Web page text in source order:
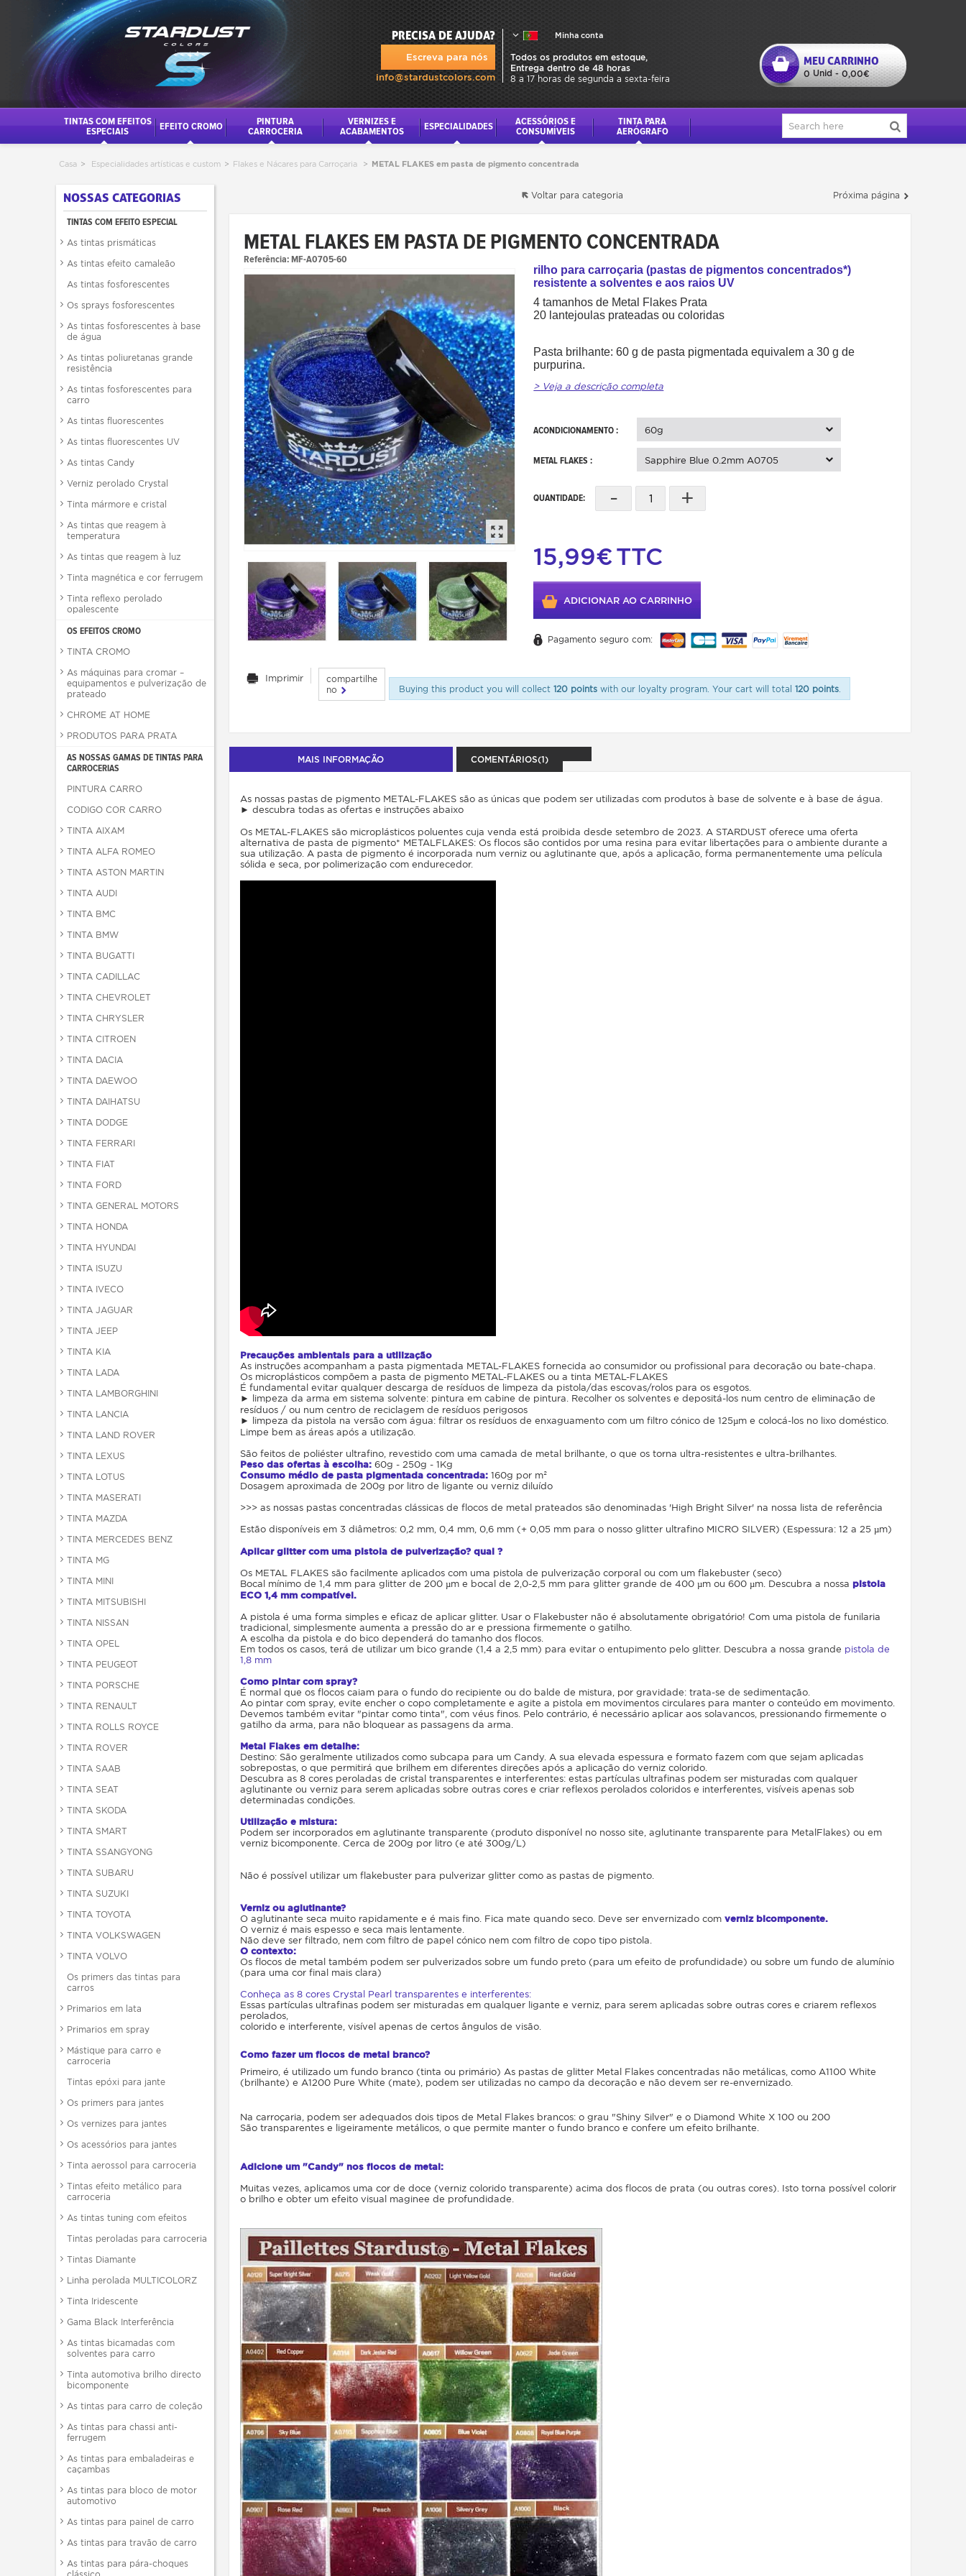
MEU CARRINHO
0 Unid - 0,00€
PRECISA DE AJUDA?
Escreva para nós
info@stardustcolors.com
Minha conta
Todos os produtos em estoque,
Entrega dentro de 48 horas
8 a 17 horas de segunda a sexta-feira
TINTAS COM EFEITOS
ESPECIAIS
EFEITO CROMO
PINTURA
CARROCERIA
VERNIZES E
ACABAMENTOS
ESPECIALIDADES
ACESSÓRIOS E
CONSUMÍVEIS
TINTA PARA
AERÓGRAFO
Casa > Especialidades artísticas e custom > Flakes e Nácares para Carroçaria > METAL FLAKES em pasta de pigmento concentrada
NOSSAS CATEGORIAS
TINTAS COM EFEITO ESPECIAL
As tintas prismáticas
As tintas efeito camaleão
As tintas fosforescentes
Os sprays fosforescentes
As tintas fosforescentes à base
de água
As tintas poliuretanas grande
resistência
As tintas fosforescentes para
carro
As tintas fluorescentes
As tintas fluorescentes UV
As tintas Candy
Verniz perolado Crystal
Tinta mármore e cristal
As tintas que reagem à
temperatura
As tintas que reagem à luz
Tinta magnética e cor ferrugem
Tinta reflexo perolado
opalescente
OS EFEITOS CROMO
TINTA CROMO
As máquinas para cromar –
equipamentos e pulverização de
prateado
CHROME AT HOME
PRODUTOS PARA PRATA
AS NOSSAS GAMAS DE TINTAS PARA
CARROCERIAS
PINTURA CARRO
CODIGO COR CARRO
TINTA AIXAM
TINTA ALFA ROMEO
TINTA ASTON MARTIN
TINTA AUDI
TINTA BMC
TINTA BMW
TINTA BUGATTI
TINTA CADILLAC
TINTA CHEVROLET
TINTA CHRYSLER
TINTA CITROEN
TINTA DACIA
TINTA DAEWOO
TINTA DAIHATSU
TINTA DODGE
TINTA FERRARI
TINTA FIAT
TINTA FORD
TINTA GENERAL MOTORS
TINTA HONDA
TINTA HYUNDAI
TINTA ISUZU
TINTA IVECO
TINTA JAGUAR
TINTA JEEP
TINTA KIA
TINTA LADA
TINTA LAMBORGHINI
TINTA LANCIA
TINTA LAND ROVER
TINTA LEXUS
TINTA LOTUS
TINTA MASERATI
TINTA MAZDA
TINTA MERCEDES BENZ
TINTA MG
TINTA MINI
TINTA MITSUBISHI
TINTA NISSAN
TINTA OPEL
TINTA PEUGEOT
TINTA PORSCHE
TINTA RENAULT
TINTA ROLLS ROYCE
TINTA ROVER
TINTA SAAB
TINTA SEAT
TINTA SKODA
TINTA SMART
TINTA SSANGYONG
TINTA SUBARU
TINTA SUZUKI
TINTA TOYOTA
TINTA VOLKSWAGEN
TINTA VOLVO
Os primers das tintas para
carros
Primarios em lata
Primarios em spray
Mástique para carro e
carroceria
Tintas epóxi para jante
Os primers para jantes
Os vernizes para jantes
Os acessórios para jantes
Tinta aerossol para carroceria
Tintas efeito metálico para
carroceria
As tintas tuning com efeitos
Tintas peroladas para carroceria
Tintas Diamante
Linha perolada MULTICOLORZ
Tinta Iridescente
Gama Black Interferência
As tintas bicamadas com
solventes para carro
Tinta automotiva brilho directo
bicomponente
As tintas para carro de coleção
As tintas para chassi anti-
ferrugem
As tintas para embaladeiras e
caçambas
As tintas para bloco de motor
automotivo
As tintas para painel de carro
As tintas para travão de carro
As tintas para pára-choques
Próxima página
Voltar para categoria
METAL FLAKES EM PASTA DE PIGMENTO CONCENTRADA
Referência:MF-A0705-60
rilho para carroçaria (pastas de pigmentos concentrados*)
resistente a solventes e aos raios UV
4 tamanhos de Metal Flakes Prata
20 lantejoulas prateadas ou coloridas
Pasta brilhante: 60 g de pasta pigmentada equivalem a 30 g de
purpurina.
> Veja a descrição completa
ACONDICIONAMENTO : 60g
METAL FLAKES : Sapphire Blue 0.2mm A0705
QUANTIDADE: - +
15,99€TTC
ADICIONAR AO CARRINHO
Pagamento seguro com:
Imprimir
compartilhe
no
Buying this product you will collect 120 pointswith our loyalty program. Your cart will total 120 points.
MAIS INFORMAÇÃO COMENTÁRIOS(1)
As nossas pastas de pigmento METAL-FLAKES são as únicas que podem ser utilizadas com produtos à base de solvente e à base de água.
► descubra todas as ofertas e instruções abaixo
Os METAL-FLAKES são microplásticos poluentes cuja venda está proibida desde setembro de 2023. A STARDUST oferece uma oferta
alternativa de pasta de pigmento* METALFLAKES: Os flocos são contidos por uma resina para evitar libertações para o ambiente durante a
sua utilização. A pasta de pigmento é incorporada num verniz ou aglutinante que, após a aplicação, forma permanentemente uma película
sólida e seca, por polimerização com endurecedor.
Precauções ambientais para a utilização
As instruções acompanham a pasta pigmentada METAL-FLAKES fornecida ao consumidor ou profissional para decoração ou bate-chapa.
Os microplásticos compõem a pasta de pigmento METAL-FLAKES ou a tinta METAL-FLAKES
É fundamental evitar qualquer descarga de resíduos de limpeza da pistola/das escovas/rolos para os esgotos.
► limpeza da arma em sistema solvente: pintura em cabine de pintura. Recolher os solventes e depositá-los num centro de eliminação de
resíduos / ou num centro de reciclagem de resíduos perigosos
► limpeza da pistola na versão com água: filtrar os resíduos de enxaguamento com um filtro cónico de 125µm e colocá-los no lixo doméstico.
Limpe bem as áreas após a utilização.
São feitos de poliéster ultrafino, revestido com uma camada de metal brilhante, o que os torna ultra-resistentes e ultra-brilhantes.
Peso das ofertas à escolha: 60g - 250g - 1Kg
Consumo médio de pasta pigmentada concentrada: 160g por m²
Dosagem aproximada de 200g por litro de ligante ou verniz diluído
>>> as nossas pastas concentradas clássicas de flocos de metal prateados são denominadas 'High Bright Silver' na nossa lista de referência
Estão disponíveis em 3 diâmetros: 0,2 mm, 0,4 mm, 0,6 mm (+ 0,05 mm para o nosso glitter ultrafino MICRO SILVER) (Espessura: 12 a 25 µm)
Aplicar glitter com uma pistola de pulverização? qual ?
Os METAL FLAKES são facilmente aplicados com uma pistola de pulverização corporal ou com um flakebuster (seco)
Bocal mínimo de 1,4 mm para glitter de 200 µm e bocal de 2,0-2,5 mm para glitter grande de 400 µm ou 600 µm. Descubra a nossa pistola
ECO 1,4 mm compatível.
A pistola é uma forma simples e eficaz de aplicar glitter. Usar o Flakebuster não é absolutamente obrigatório! Com uma pistola de funilaria
tradicional, simplesmente aumenta a pressão do ar e pressiona firmemente o gatilho.
A escolha da pistola e do bico dependerá do tamanho dos flocos.
Em todos os casos, terá de utilizar um bico grande (1,4 a 2,5 mm) para evitar o entupimento pelo glitter. Descubra a nossa grande pistola de
1,8 mm
Como pintar com spray?
É normal que os flocos caiam para o fundo do recipiente ou do balde de mistura, por gravidade: trata-se de sedimentação.
Ao pintar com spray, evite encher o copo completamente e agite a pistola em movimentos circulares para manter o conteúdo em movimento.
Devemos também evitar "pintar como tinta", com véus finos. Pelo contrário, é necessário aplicar aos solavancos, pressionando firmemente o
gatilho da arma, para não bloquear as passagens da arma.
Metal Flakes em detalhe:
Destino: São geralmente utilizados como subcapa para um Candy. A sua elevada espessura e formato fazem com que sejam aplicadas
sobrepostas, o que permitirá que brilhem em diferentes direções após a aplicação do verniz colorido.
Descubra as 8 cores peroladas de cristal transparentes e interferentes: estas partículas ultrafinas podem ser misturadas com qualquer
aglutinante ou verniz para serem aplicadas sobre outras cores e criar reflexos perolados coloridos e interferentes, visíveis apenas sob
determinadas condições.
Utilização e mistura:
Podem ser incorporados em aglutinante transparente (produto disponível no nosso site, aglutinante transparente para MetalFlakes) ou em
verniz bicomponente. Cerca de 200g por litro (e até 300g/L)
Não é possível utilizar um flakebuster para pulverizar glitter como as pastas de pigmento.
Verniz ou aglutinante?
O aglutinante seca muito rapidamente e é mais fino. Fica mate quando seco. Deve ser envernizado com verniz bicomponente.
O verniz é mais espesso e seca mais lentamente.
Não deve ser filtrado, nem com filtro de papel cónico nem com filtro de copo tipo pistola.
O contexto:
Os flocos de metal também podem ser pulverizados sobre um fundo preto (para um efeito de profundidade) ou sobre um fundo de alumínio
(para uma cor final mais clara)
Conheça as 8 cores Crystal Pearl transparentes e interferentes:
Essas partículas ultrafinas podem ser misturadas em qualquer ligante e verniz, para serem aplicadas sobre outras cores e criarem reflexos
perolados,
colorido e interferente, visível apenas de certos ângulos de visão.
Como fazer um flocos de metal branco?
Primeiro, é utilizado um fundo branco (tinta ou primário) As pastas de glitter Metal Flakes concentradas não metálicas, como A1100 White
(brilhante) e A1200 Pure White (mate), podem ser utilizadas no campo da decoração e não devem ser re-envernizado.
Na carroçaria, podem ser adequados dois tipos de Metal Flakes brancos: o grau "Shiny Silver" e o Diamond White X 100 ou 200
São transparentes e ligeiramente metálicos, o que permite manter o fundo branco e confere um efeito brilhante.
Adicione um "Candy" nos flocos de metal:
Muitas vezes, aplicamos uma cor de doce (verniz colorido transparente) acima dos flocos de prata (ou outras cores). Isto torna possível colorir
o brilho e obter um efeito visual maginee de profundidade.